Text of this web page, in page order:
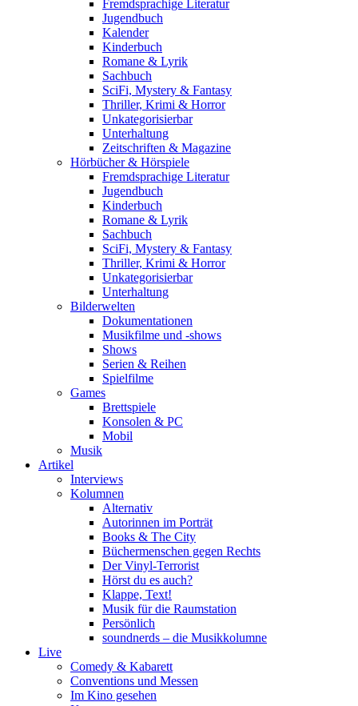
Fremdsprachige Literatur
Jugendbuch
Kalender
Kinderbuch
Romane & Lyrik
Sachbuch
SciFi, Mystery & Fantasy
Thriller, Krimi & Horror
Unkategorisierbar
Unterhaltung
Zeitschriften & Magazine
Hörbücher & Hörspiele
Fremdsprachige Literatur
Jugendbuch
Kinderbuch
Romane & Lyrik
Sachbuch
SciFi, Mystery & Fantasy
Thriller, Krimi & Horror
Unkategorisierbar
Unterhaltung
Bilderwelten
Dokumentationen
Musikfilme und -shows
Shows
Serien & Reihen
Spielfilme
Games
Brettspiele
Konsolen & PC
Mobil
Musik
Artikel
Interviews
Kolumnen
Alternativ
Autorinnen im Porträt
Books & The City
Büchermenschen gegen Rechts
Der Vinyl-Terrorist
Hörst du es auch?
Klappe, Text!
Musik für die Raumstation
Persönlich
soundnerds – die Musikkolumne
Live
Comedy & Kabarett
Conventions und Messen
Im Kino gesehen